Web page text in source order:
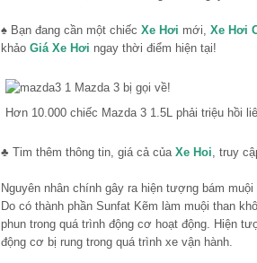
♠ Bạn đang cần một chiếc Xe Hơi mới, Xe Hơi
khảo Giá Xe Hơi ngay thời điểm hiện tại!
Hơn 10.000 chiếc Mazda 3 1.5L phải triệu hồi
♣ Tim thêm thông tin, giá cả của Xe Hoi , truy
Nguyên nhân chính gây ra hiện tượng bám
Do có thành phần Sunfat Kẽm làm muội than
phun trong quá trình động cơ hoạt động. Hiện
động cơ bị rung trong quá trình xe vận hành.